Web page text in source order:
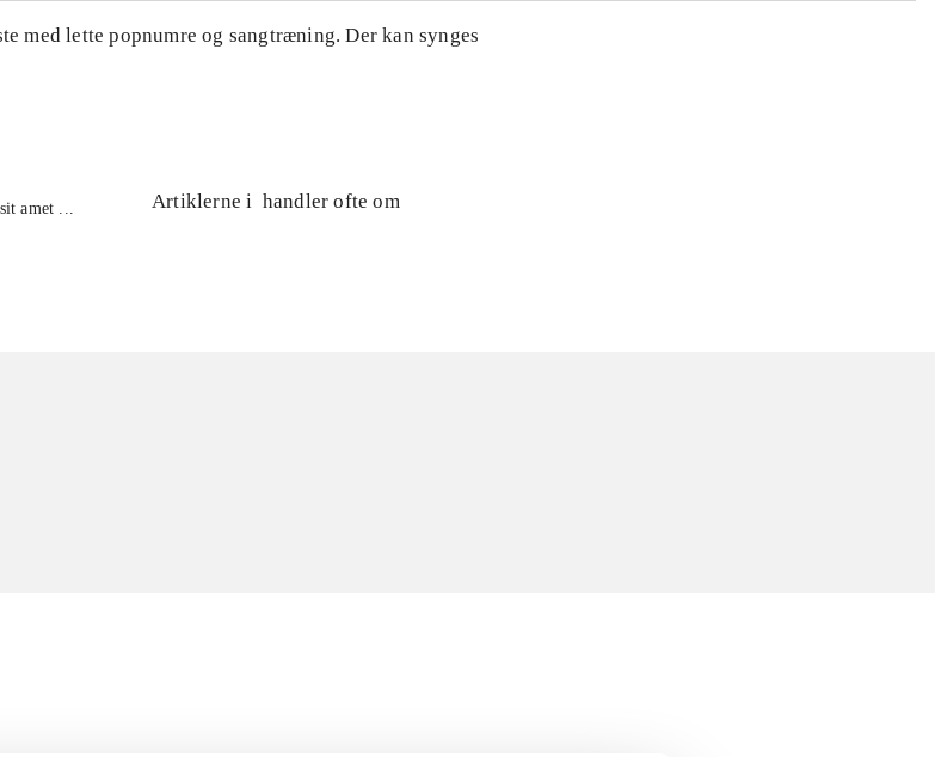
med lette popnumre og sangtræning. Der kan synges
amet ...
Artiklerne i handler ofte om